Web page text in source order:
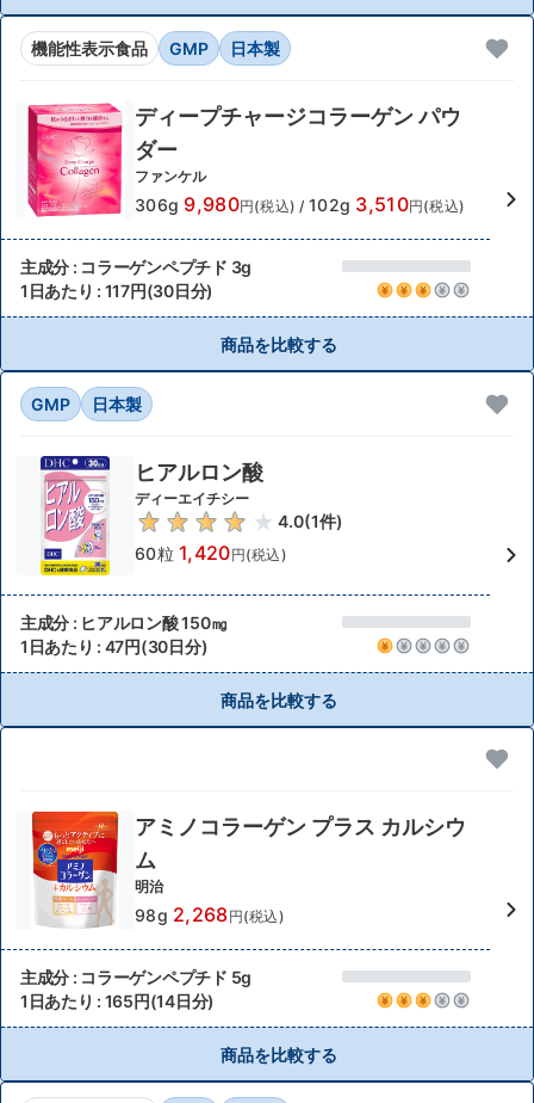
機能性表示食品 GMP 日本製
ディープチャージコラーゲン パウ
ダー
ファンケル
306g 9,980円(税込) / 102g 3,510円(税込)
主成分 : コラーゲンペプチド 3g
1日あたり : 117円(30日分)
商品を比較する
GMP 日本製
ヒアルロン酸
ディーエイチシー
4.0(1件)
60粒 1,420円(税込)
主成分 : ヒアルロン酸 150㎎
1日あたり : 47円(30日分)
商品を比較する
アミノコラーゲン プラス カルシウ
ム
明治
98g 2,268円(税込)
主成分 : コラーゲンペプチド 5g
1日あたり : 165円(14日分)
商品を比較する